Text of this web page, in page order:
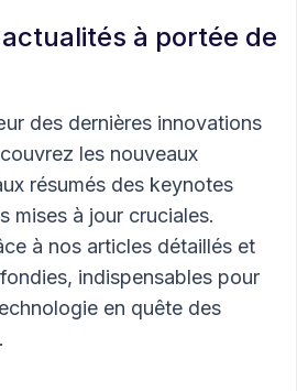
à portée de
des dernières innovations
les nouveaux
résumés des keynotes
mises à jour cruciales.
à nos articles détaillés et
indispensables pour
en quête des